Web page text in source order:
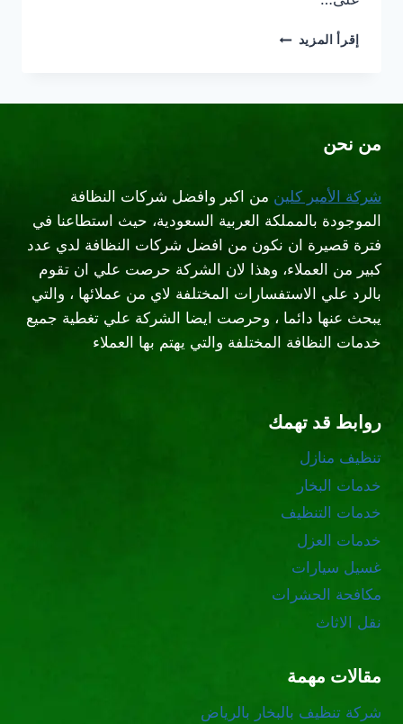
إقرأ المزيد شركة
من نحن
شركة الأمير كلين من اكبر وافضل شركات النظافة
الموجودة بالمملكة العربية السعودية، حيث استطاعنا في
فترة قصيرة ان نكون من افضل شركات النظافة لدي عدد
كبير من العملاء، وهذا لان الشركة حرصت علي ان تقوم
بالرد علي الاستفسارات المختلفة لاي من عملائها ، والتي
يبحث عنها دائما ، وحرصت ايضا الشركة علي تغطية جميع
خدمات النظافة المختلفة والتي يهتم بها العملاء
روابط قد تهمك
تنظيف منازل
خدمات البخار
خدمات التنظيف
خدمات العزل
غسيل سيارات
مكافحة الحشرات
نقل الاثاث
مقالات مهمة
شركة تنظيف بالبخار بالرياض